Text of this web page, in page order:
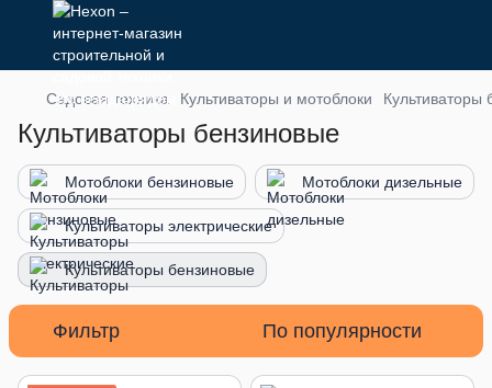
Садовая техника Культиваторы и мотоблоки Культиваторы
Культиваторы бензиновые
Мотоблоки бензиновые Мотоблоки дизельные
Культиваторы электрические
Культиваторы бензиновые
Фильтр По популярности